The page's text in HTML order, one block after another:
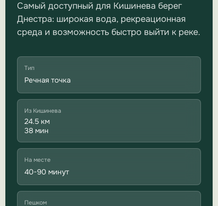
Самый доступный для Кишинева берег
Днестра: широкая вода, рекреационная
среда и возможность быстро выйти к реке.
Тип
Речная точка
Из Кишинева
24.5 км
38 мин
На месте
40-90 минут
Пешком